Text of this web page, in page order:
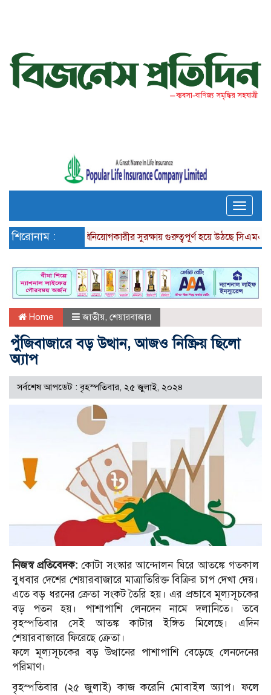
Toggle
শিরোনাম : বিনিয়োগকারীর সুরক্ষায় গুরুত্বপূর্ণ হয়ে উঠছে
Home জাতীয় শেয়ারবাজার
পুঁজিবাজারে বড় উত্থান, আজও নিষ্ক্রিয় ছিলো
অ্যাপ
সর্বশেষ আপডেট : বৃহস্পতিবার, ২৫ জুলাই, ২০২৪
নিজস্ব প্রতিবেদক: কোটা সংস্কার আন্দোলন ঘিরে আতঙ্কে গতকাল
বুধবার দেশের শেয়ারবাজারে মাত্রাতিরিক্ত বিক্রির চাপ দেখা দেয়।
এতে বড় ধরনের ক্রেতা সংকট তৈরি হয়। এর প্রভাবে মূল্যসূচকের
বড় পতন হয়। পাশাপাশি লেনদেন নামে দলানিতে। তবে
বৃহস্পতিবার সেই আতঙ্ক কাটার ইঙ্গিত মিলেছে। এদিন
শেয়ারবাজারে ফিরেছে ক্রেতা।
ফলে মূল্যসূচকের বড় উত্থানের পাশাপাশি বেড়েছে লেনদেনের
পরিমাণ।
বৃহস্পতিবার (২৫ জুলাই) কাজ করেনি মোবাইল অ্যাপ। ফলে